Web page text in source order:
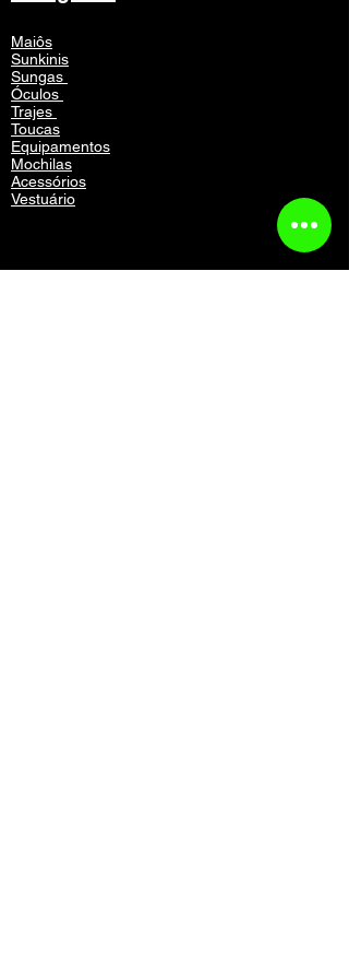
Maiôs
Sunkinis
Sungas
Óculos
Trajes
Toucas
Equipamentos
Mochilas
Acessórios
Vestuário